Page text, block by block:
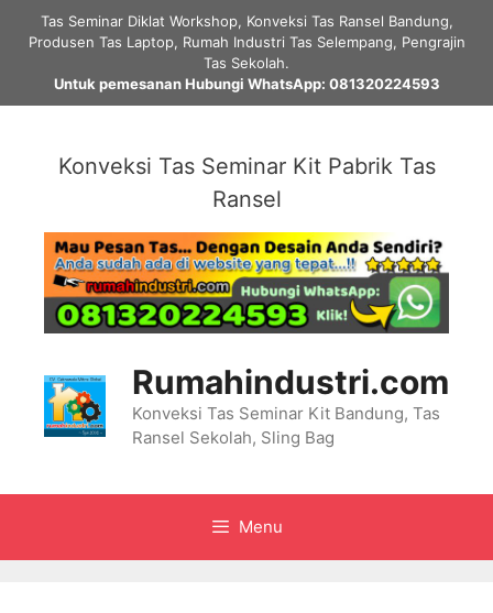
Tas Seminar Diklat Workshop, Konveksi Tas Ransel Bandung,
Produsen Tas Laptop, Rumah Industri Tas Selempang, Pengrajin
Tas Sekolah.
Untuk pemesanan Hubungi WhatsApp: 081320224593
Konveksi Tas Seminar Kit Pabrik Tas
Ransel
Rumahindustri.com
Konveksi Tas Seminar Kit Bandung, Tas
Ransel Sekolah, Sling Bag
Menu